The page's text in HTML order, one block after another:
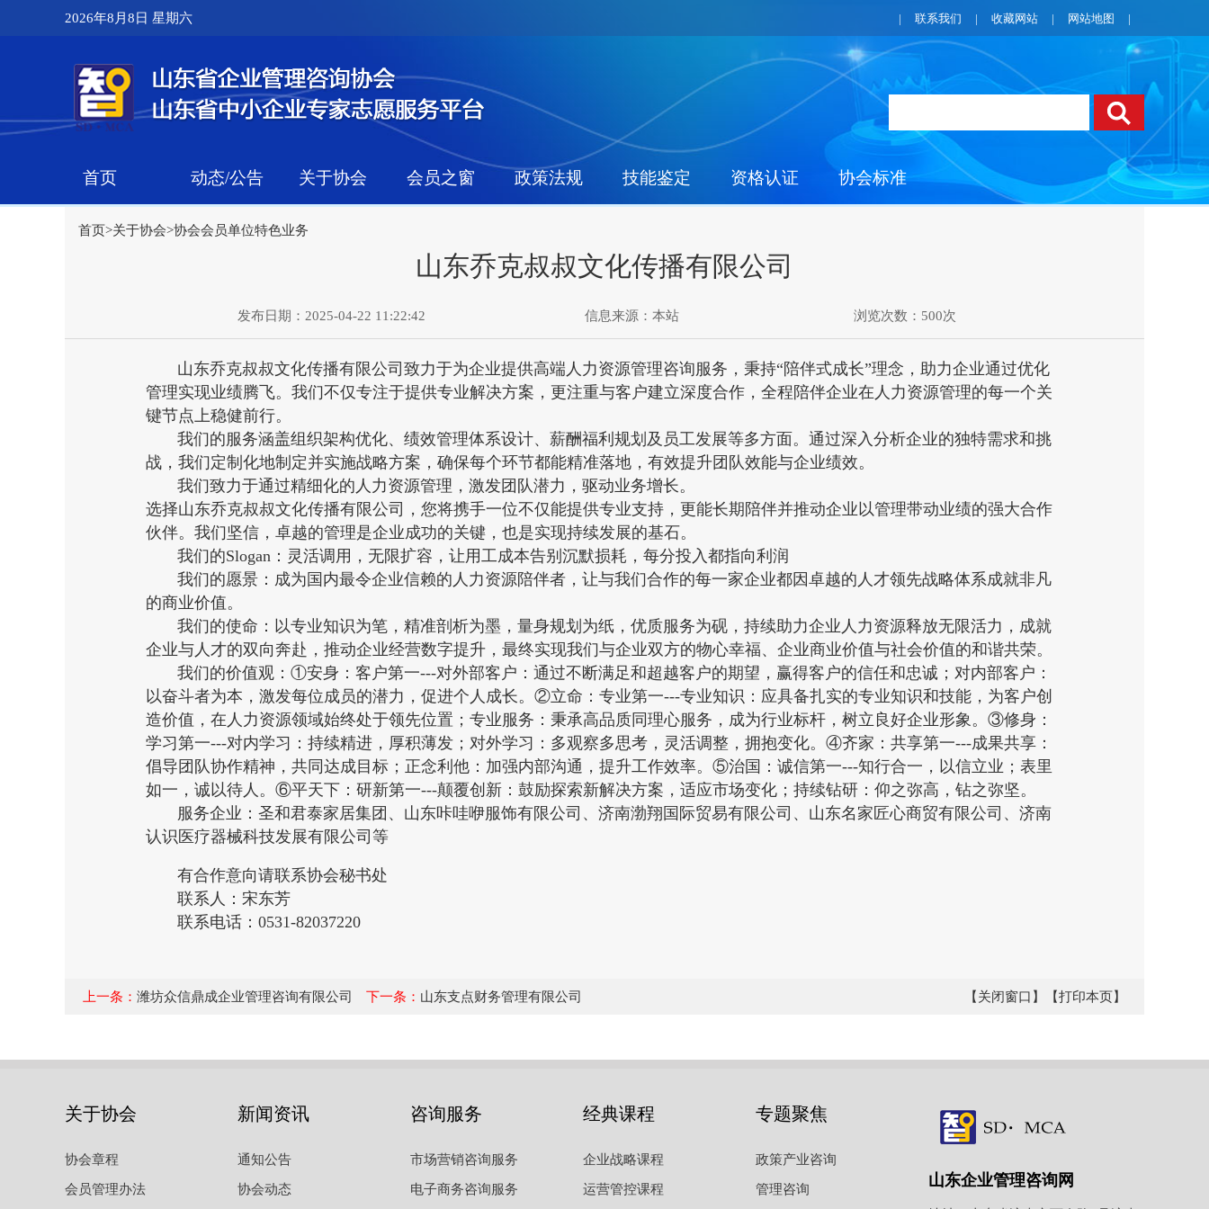
2026年8月8日 星期六 | 联系我们 | 收藏网站 | 网站地图 |
首页 动态/公告 关于协会 会员之窗 政策法规 技能鉴定 资格认证 协会标准
首页>关于协会>协会会员单位特色业务
山东乔克叔叔文化传播有限公司
发布日期：2025-04-22 11:22:42 信息来源： 本站 浏览次数：500次
山东乔克叔叔文化传播有限公司致力于为企业提供高端人力资源管理咨询服务，秉持“陪伴式成长”理念，助力企业通过优化
管理实现业绩腾飞。我们不仅专注于提供专业解决方案，更注重与客户建立深度合作，全程陪伴企业在人力资源管理的每一个关
键节点上稳健前行。
我们的服务涵盖组织架构优化、绩效管理体系设计、薪酬福利规划及员工发展等多方面。通过深入分析企业的独特需求和挑
战，我们定制化地制定并实施战略方案，确保每个环节都能精准落地，有效提升团队效能与企业绩效。
我们致力于通过精细化的人力资源管理，激发团队潜力，驱动业务增长。
选择山东乔克叔叔文化传播有限公司，您将携手一位不仅能提供专业支持，更能长期陪伴并推动企业以管理带动业绩的强大合作
伙伴。我们坚信，卓越的管理是企业成功的关键，也是实现持续发展的基石。
我们的Slogan：灵活调用，无限扩容，让用工成本告别沉默损耗，每分投入都指向利润
我们的愿景：成为国内最令企业信赖的人力资源陪伴者，让与我们合作的每一家企业都因卓越的人才领先战略体系成就非凡
的商业价值。
我们的使命：以专业知识为笔，精准剖析为墨，量身规划为纸，优质服务为砚，持续助力企业人力资源释放无限活力，成就
企业与人才的双向奔赴，推动企业经营数字提升，最终实现我们与企业双方的物心幸福、企业商业价值与社会价值的和谐共荣。
我们的价值观：①安身：客户第一---对外部客户：通过不断满足和超越客户的期望，赢得客户的信任和忠诚；对内部客户：
以奋斗者为本，激发每位成员的潜力，促进个人成长。②立命：专业第一---专业知识：应具备扎实的专业知识和技能，为客户创
造价值，在人力资源领域始终处于领先位置；专业服务：秉承高品质同理心服务，成为行业标杆，树立良好企业形象。③修身：
学习第一---对内学习：持续精进，厚积薄发；对外学习：多观察多思考，灵活调整，拥抱变化。④齐家：共享第一---成果共享：
倡导团队协作精神，共同达成目标；正念利他：加强内部沟通，提升工作效率。⑤治国：诚信第一---知行合一，以信立业；表里
如一，诚以待人。⑥平天下：研新第一---颠覆创新：鼓励探索新解决方案，适应市场变化；持续钻研：仰之弥高，钻之弥坚。
服务企业：圣和君泰家居集团、山东咔哇咿服饰有限公司、济南渤翔国际贸易有限公司、山东名家匠心商贸有限公司、济南
认识医疗器械科技发展有限公司等
有合作意向请联系协会秘书处
联系人：宋东芳
联系电话：0531-82037220
上一条： 潍坊众信鼎成企业管理咨询有限公司 下一条： 山东支点财务管理有限公司 【打印本页】
【关闭窗口】
关于协会
协会章程
会员管理办法
新闻资讯
通知公告
协会动态
咨询服务
市场营销咨询服务
电子商务咨询服务
经典课程
企业战略课程
运营管控课程
专题聚焦
政策产业咨询
管理咨询 山东企业管理咨询网